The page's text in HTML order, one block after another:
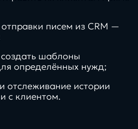
писем из CRM —
шаблоны
определённых нужд;
отслеживание истории
с клиентом.